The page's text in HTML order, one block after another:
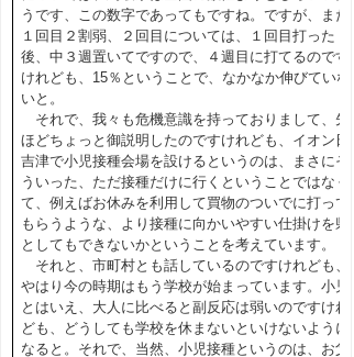
うです、この数字であってもですね。ですが、まだ
１回目２割弱、２回目については、１回目打った
後、中３週置いてですので、４週目に打てるのです
けれども、15％ということで、なかなか伸びていな
いと。
それで、我々も危機意識を持っておりまして、先
ほどちょっと御説明したのですけれども、イオン日
吉津で小児接種会場を設けるというのは、まさにそ
ういった、ただ接種だけに行くということではなく
て、例えばお休みを利用して買物のついでに打って
もらうような、より接種に向かいやすい仕掛けを県
としてもできないかということを考えています。
それと、市町村とも話しているのですけれども、
やはり今の時期はもう学校が始まっています。小児
とはいえ、大人に比べると副反応は弱いのですけれ
ども、どうしても学校を休まないといけないように
なると。それで、当然、小児接種というのは、お父